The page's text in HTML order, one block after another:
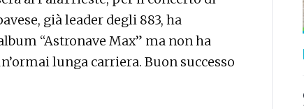
già leader degli 883, ha
“Astronave Max” ma non ha
lunga carriera. Buon successo